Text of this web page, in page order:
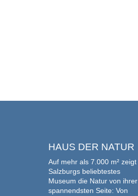
HAUS DER NATUR
Auf mehr als 7.000 m² zeigt
Salzburgs beliebtestes
Museum die Natur von ihrer
spannendsten Seite: Von